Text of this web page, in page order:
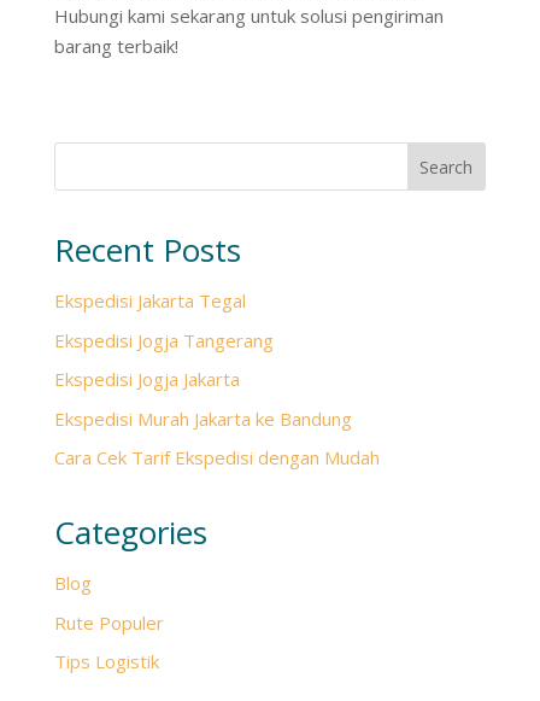
Hubungi kami sekarang untuk solusi pengiriman
barang terbaik!
Search
Recent Posts
Ekspedisi Jakarta Tegal
Ekspedisi Jogja Tangerang
Ekspedisi Jogja Jakarta
Ekspedisi Murah Jakarta ke Bandung
Cara Cek Tarif Ekspedisi dengan Mudah
Categories
Blog
Rute Populer
Tips Logistik